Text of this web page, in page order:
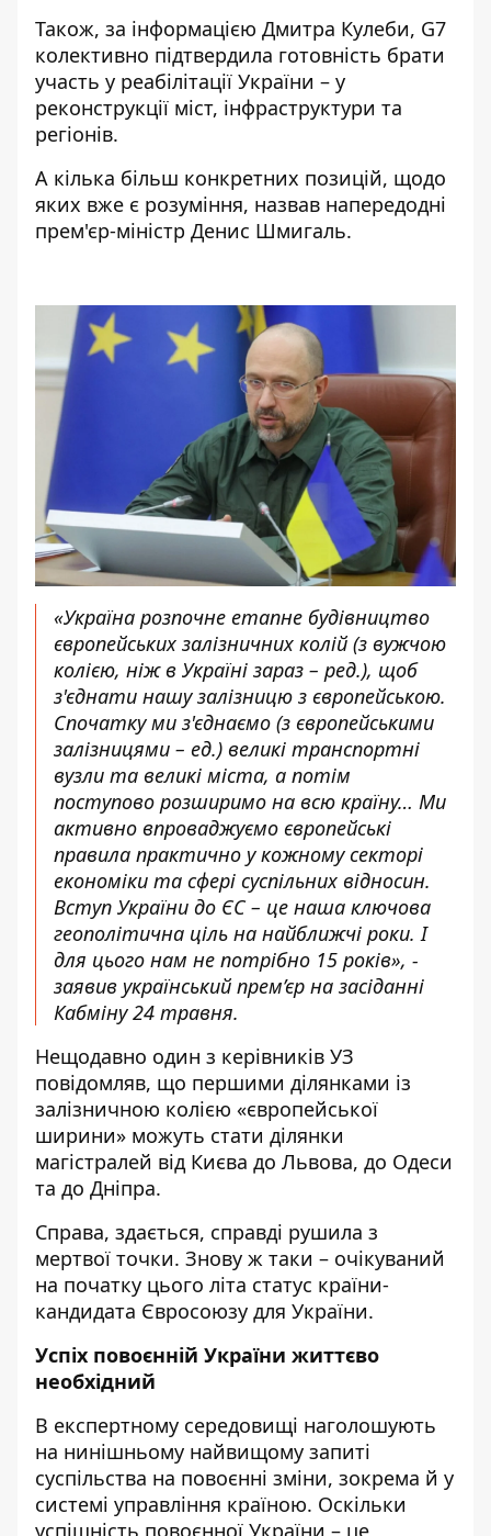
Також, за інформацією Дмитра Кулеби, G7
колективно підтвердила готовність брати
участь у реабілітації України – у
реконструкції міст, інфраструктури та
регіонів.
А кілька більш конкретних позицій, щодо
яких вже є розуміння, назвав напередодні
прем'єр-міністр Денис Шмигаль.
«Україна розпочне етапне будівництво
європейських залізничних колій (з вужчою
колією, ніж в Україні зараз – ред.), щоб
з'єднати нашу залізницю з європейською.
Спочатку ми з'єднаємо (з європейськими
залізницями – ед.) великі транспортні
вузли та великі міста, а потім
поступово розширимо на всю країну… Ми
активно впроваджуємо європейські
правила практично у кожному секторі
економіки та сфері суспільних відносин.
Вступ України до ЄС – це наша ключова
геополітична ціль на найближчі роки. І
для цього нам не потрібно 15 років», -
заявив український прем’єр на засіданні
Кабміну 24 травня.
Нещодавно один з керівників УЗ
повідомляв, що першими ділянками із
залізничною колією «європейської
ширини» можуть стати ділянки
магістралей від Києва до Львова, до Одеси
та до Дніпра.
Справа, здається, справді рушила з
мертвої точки. Знову ж таки – очікуваний
на початку цього літа статус країни-
кандидата Євросоюзу для України.
Успіх повоєнній України життєво
необхідний
В експертному середовищі наголошують
на нинішньому найвищому запиті
суспільства на повоєнні зміни, зокрема й у
системі управління країною. Оскільки
успішність повоєнної України – це